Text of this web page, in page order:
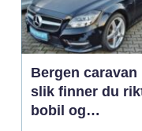
Bergen caravan
slik finner du
bobil og